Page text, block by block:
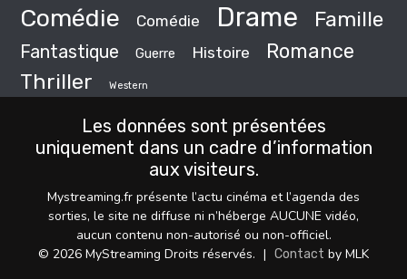
Comédie Comédie Drame Famille
Fantastique Guerre Histoire Romance
Thriller Western
Les données sont présentées
uniquement dans un cadre d’information
aux visiteurs.
Mystreaming.fr présente l’actu cinéma et l’agenda des
sorties, le site ne diffuse ni n’héberge AUCUNE vidéo,
aucun contenu non-autorisé ou non-officiel.
© 2026 MyStreaming Droits réservés. | Contact by MLK